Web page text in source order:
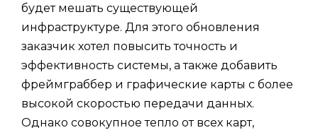
будет мешать существующей
инфраструктуре. Для этого обновления
заказчик хотел повысить точность и
эффективность системы, а также добавить
фреймграббер и графические карты с более
высокой скоростью передачи данных.
Однако совокупное тепло от всех карт,